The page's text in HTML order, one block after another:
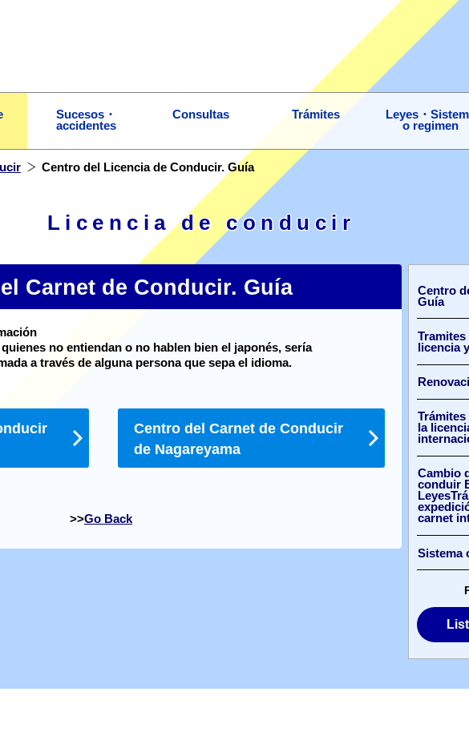
Sucesos・
accidentes
Consultas Trámites
Leyes・
o regimen
Centro del Licencia de Conducir. Guía
Licencia de conducir
Carnet de Conducir. Guía
no entiendan o no hablen bien el japonés, sería
a través de alguna persona que sepa el idioma.
Centro del Carnet de Conducir
de Nagareyama
Go Back
Centro
Guía
licencia
la
Cambio
conduir
carnet
Sistema